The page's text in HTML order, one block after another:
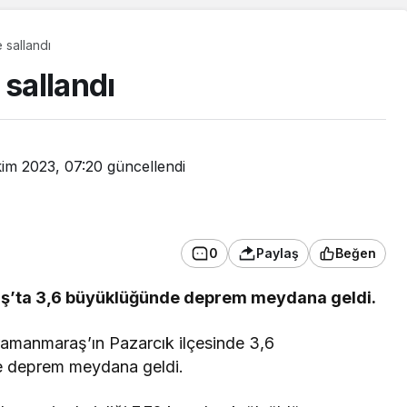
2023, 07:20 güncellendi
0 Paylaş Beğen
3,6 büyüklüğünde deprem meydana geldi.
Pazarcık ilçesinde 3,6
deprem meydana geldi.
Yaşlı çifti zabıta yolda